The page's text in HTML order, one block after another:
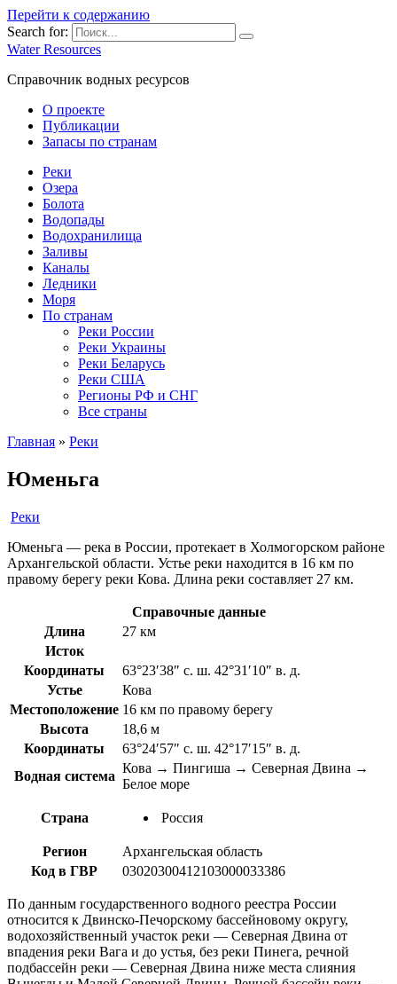
Перейти к содержанию
Search for:
Water Resources
Справочник водных ресурсов
О проекте
Публикации
Запасы по странам
Реки
Озера
Болота
Водопады
Водохранилища
Заливы
Каналы
Ледники
Моря
По странам
Реки России
Реки Украины
Реки Беларусь
Реки США
Регионы РФ и СНГ
Все страны
Главная » Реки
Юменьга
Реки
Юменьга — река в России, протекает в Холмогорском районе
Архангельской области. Устье реки находится в 16 км по
правому берегу реки Кова. Длина реки составляет 27 км.
Справочные данные
Длина
27 км
Исток
Координаты
63°23′38″ с. ш. 42°31′10″ в. д.
Устье
Кова
Местоположение 16 км по правому берегу
Высота
18,6 м
Координаты
63°24′57″ с. ш. 42°17′15″ в. д.
Водная система
Кова → Пингиша → Северная Двина →
Белое море
Страна Россия
Регион
Архангельская область
Код в ГВР
03020300412103000033386
По данным государственного водного реестра России
относится к Двинско-Печорскому бассейновому округу,
водохозяйственный участок реки — Северная Двина от
впадения реки Вага и до устья, без реки Пинега, речной
подбассейн реки — Северная Двина ниже места слияния